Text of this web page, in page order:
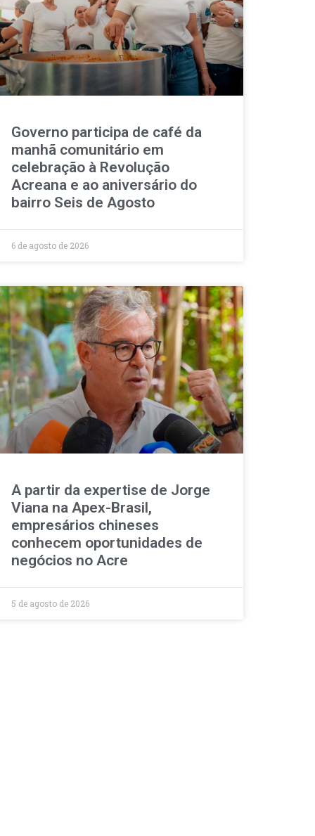
Governo participa de café da
manhã comunitário em
celebração à Revolução
Acreana e ao aniversário do
bairro Seis de Agosto
6 de agosto de 2026
A partir da expertise de Jorge
Viana na Apex-Brasil,
empresários chineses
conhecem oportunidades de
negócios no Acre
5 de agosto de 2026